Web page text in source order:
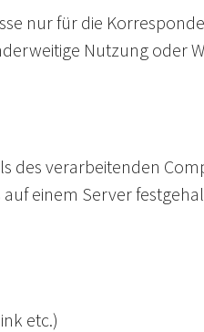
nur für die
Nutzung oder
des verarbeitenden
einem Server
etc.)